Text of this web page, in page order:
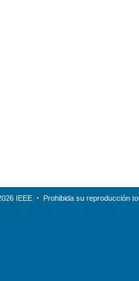
IEEE Prohibida su reproducción